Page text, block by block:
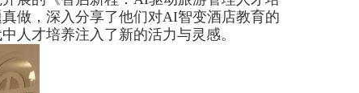
做，深入分享了他们对AI智变酒店教育的
人才培养注入了新的活力与灵感。